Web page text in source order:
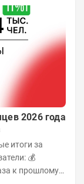
2026 года
итоги за